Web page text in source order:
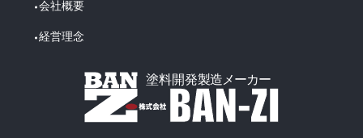
会社概要
経営理念